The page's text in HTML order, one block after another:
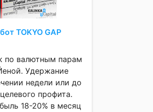
TOKYO GAP
по валютным парам
Удержание
недели или до
профита.
18-20% в месяц